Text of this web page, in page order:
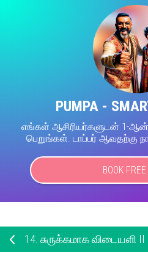
PUMPA -
எங்கள் ஆசிரியர்களுடன் 1-
பெறுங்கள். டாப்பர் ஆவதற்கு
BOOK
14. சுருக்கமாக விடையளி II